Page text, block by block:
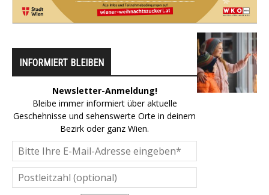
INFORMIERT BLEIBEN
Newsletter-Anmeldung!
Bleibe immer informiert über aktuelle
Geschehnisse und sehenswerte Orte in deinem
Bezirk oder ganz Wien.